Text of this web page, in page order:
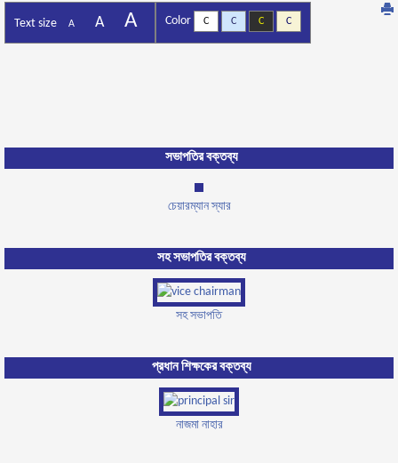
Text size A A A Color C C C C
সভাপতির বক্তব্য
চেয়ারম্যান স্যার
সহ সভাপতির বক্তব্য
সহ সভাপতি
প্রধান শিক্ষকের বক্তব্য
নাজমা নাহার